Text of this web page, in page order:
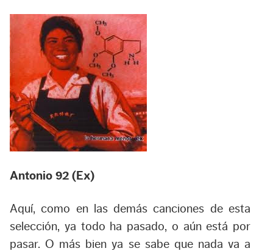
Antonio 92 (Ex)
Aquí, como en las demás canciones de esta
selección, ya todo ha pasado, o aún está por
pasar. O más bien ya se sabe que nada va a